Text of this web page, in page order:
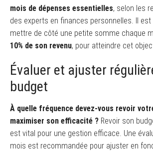
mois de dépenses essentielles, selon les
des experts en finances personnelles. Il est
mettre de côté une petite somme chaque
10% de son revenu, pour atteindre cet
Évaluer et ajuster
budget
À quelle fréquence devez-vous revoir
maximiser son efficacité ? Revoir son
est vital pour une gestion efficace. Une
mois est recommandée pour ajuster en